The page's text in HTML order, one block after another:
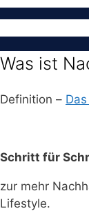
Was ist
Definition –
Schritt für
zur mehr
Lifestyle.